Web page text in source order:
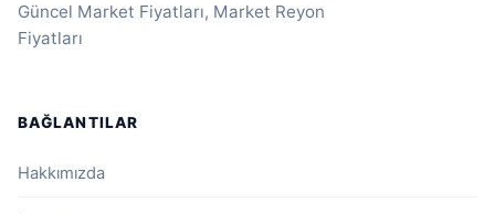
Güncel Market Fiyatları, Market Reyon
Fiyatları
BAĞLANTILAR
Hakkımızda